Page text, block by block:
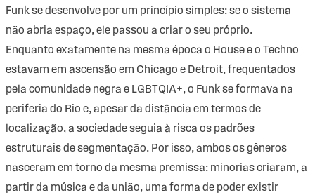
Funk se desenvolve por um princípio simples: se o sistema
não abria espaço, ele passou a criar o seu próprio.
Enquanto exatamente na mesma época o House e o Techno
estavam em ascensão em Chicago e Detroit, frequentados
pela comunidade negra e LGBTQIA+, o Funk se formava na
periferia do Rio e, apesar da distância em termos de
localização, a sociedade seguia à risca os padrões
estruturais de segmentação. Por isso, ambos os gêneros
nasceram em torno da mesma premissa: minorias criaram, a
partir da música e da união, uma forma de poder existir